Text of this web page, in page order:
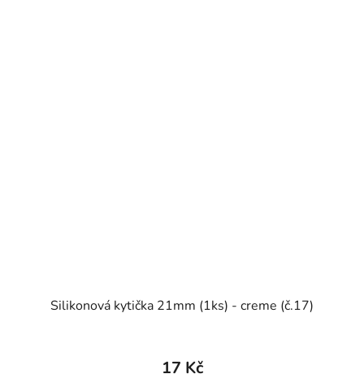
Silikonová kytička 21mm (1ks) - creme (č.17)
17 Kč